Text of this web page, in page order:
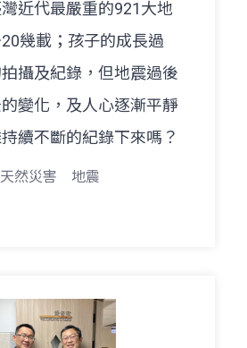
近代最嚴重的921大地
幾載；孩子的成長過
攝及紀錄，但地震過後
變化，及人心逐漸平靜
續不斷的紀錄下來嗎？
天然災害 地震